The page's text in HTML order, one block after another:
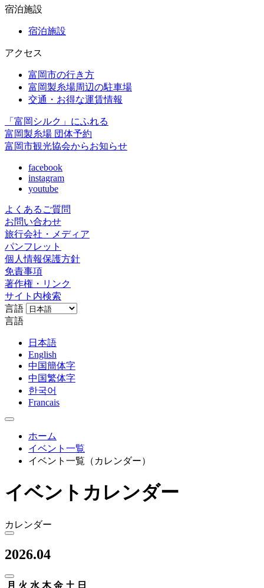
宿泊施設
宿泊施設
アクセス
富岡市の行き方
富岡製糸場周辺の駐車場
交通・お得な運賃情報
「富岡シルク」にふれる
富岡製糸場 団体予約
富岡市観光協会からお知らせ
facebook
instagram
youtube
よくあるご質問
お問い合わせ
旅行会社・メディア
パンフレット
個人情報保護方針
免責事項
著作権・リンク
サイト内検索
言語
言語
日本語
English
中国簡体字
中国繁体字
한국어
Francais
ホーム
イベント一覧
イベント一覧（カレンダー）
イベントカレンダー
カレンダー
2026.04
月 火 水 木 金 土 日